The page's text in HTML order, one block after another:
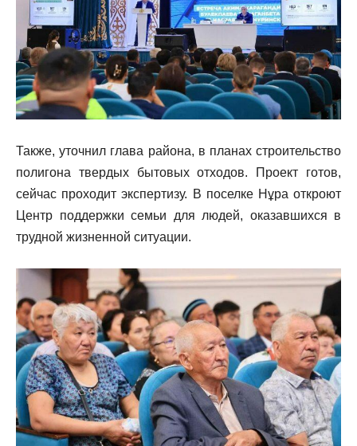
Также, уточнил глава района, в планах строительство
полигона твердых бытовых отходов. Проект готов,
сейчас проходит экспертизу. В поселке Нұра откроют
Центр поддержки семьи для людей, оказавшихся в
трудной жизненной ситуации.